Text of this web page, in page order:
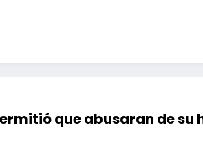
que abusaran de su